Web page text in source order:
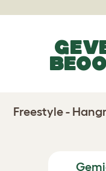
Freestyle -